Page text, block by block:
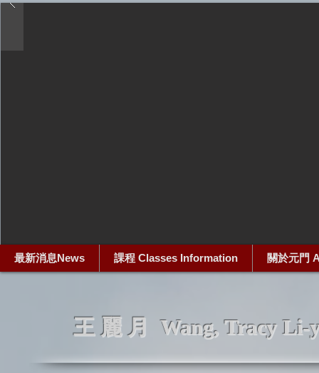
最新消息News 課程 Classes Information 關於元門
王 麗 月 Wang, Tracy Li-